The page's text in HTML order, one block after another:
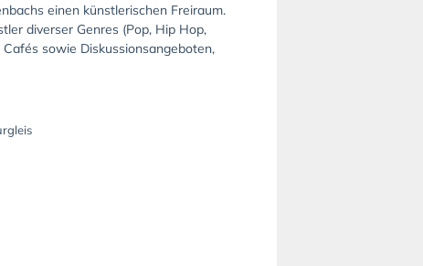
einen künstlerischen Freiraum.
diverser Genres (Pop, Hip Hop,
sowie Diskussionsangeboten,